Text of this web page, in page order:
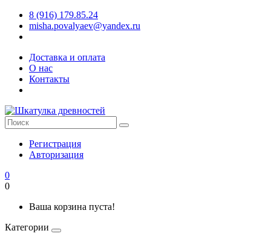
8 (916) 179.85.24
misha.povalyaev@yandex.ru
Доставка и оплата
О нас
Контакты
Регистрация
Авторизация
0
0
Ваша корзина пуста!
Категории